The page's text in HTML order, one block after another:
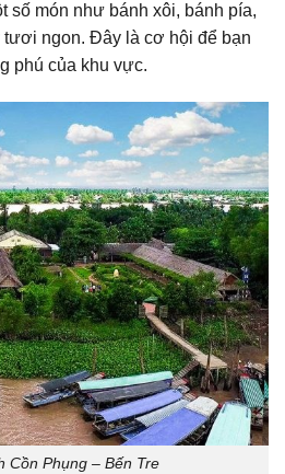
số món như bánh xôi, bánh pía,
ngon. Đây là cơ hội để bạn
phú của khu vực.
Cồn Phụng – Bến Tre